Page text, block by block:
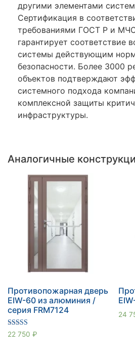
другими элементами
Сертификация в
требованиями ГОСТ Р и
гарантирует соответствие
системы действующим
безопасности. Более 3000
объектов подтверждают
системного подхода
комплексной защиты
инфраструктуры.
Аналогичные
Противопожарная дверь
EIW-60 из алюминия /
серия FRM7124
Оценка
5.00
22 750 ₽
24